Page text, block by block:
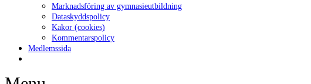
Marknadsföring av gymnasieutbildning
Dataskyddspolicy
Kakor (cookies)
Kommentarspolicy
Medlemssida